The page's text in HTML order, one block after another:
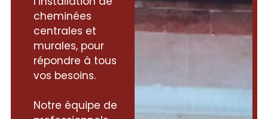
cheminées
centrales et
murales, pour
répondre à tous
vos besoins.
Notre équipe de